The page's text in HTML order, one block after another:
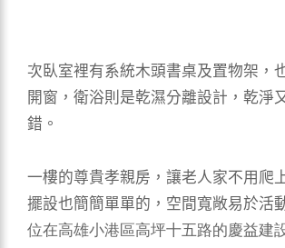
次臥室裡有系統木頭書桌及置物架，
開窗，衛浴則是乾濕分離設計，乾淨
錯。
一樓的尊貴孝親房，讓老人家不用爬
擺設也簡簡單單的，空間寬敞易於活
位在高雄小港區高坪十五路的慶益建